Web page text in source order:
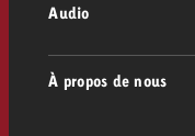
Directives
Digital Out of
Conseil &
Portfolio
Audio
À propos de nous